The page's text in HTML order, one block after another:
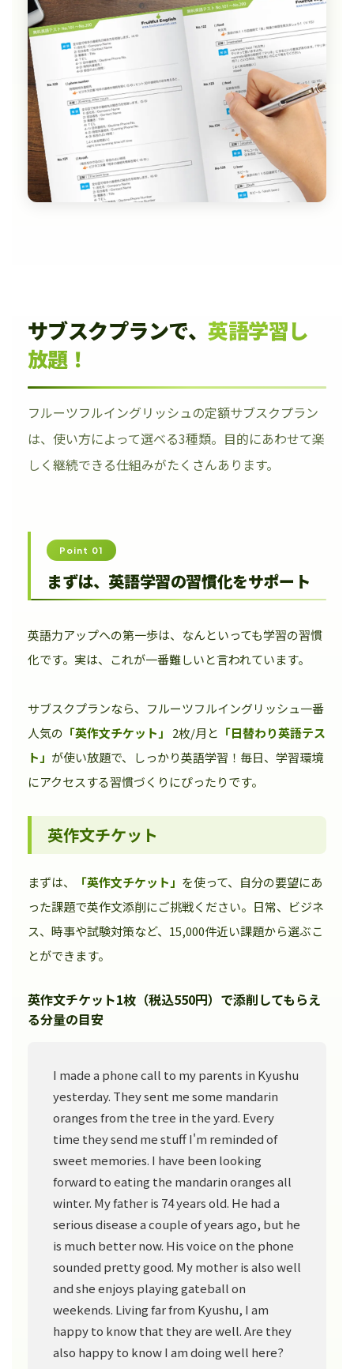
サブスクプランで、 英語学習し
放題！
フルーツフルイングリッシュの定額サブスクプラン
は、使い方によって選べる3種類。目的にあわせて楽
しく継続できる仕組みがたくさんあります。
Point 01
まずは、英語学習の習慣化をサポート
英語力アップへの第一歩は、なんといっても学習の習慣
化です。実は、これが一番難しいと言われています。
サブスクプランなら、フルーツフルイングリッシュ一番
人気の 「英作文チケット」 2枚/月と 「日替わり英語テス
ト」 が使い放題で、しっかり英語学習！毎日、学習環境
にアクセスする習慣づくりにぴったりです。
英作文チケット
まずは、 「英作文チケット」 を使って、自分の要望にあ
った課題で英作文添削にご挑戦ください。日常、ビジネ
ス、時事や試験対策など、15,000件近い課題から選ぶこ
とができます。
英作文チケット1枚（税込550円）で添削してもらえ
る分量の目安
I made a phone call to my parents in Kyushu
yesterday. They sent me some mandarin
oranges from the tree in the yard. Every
time they send me stuff I'm reminded of
sweet memories. I have been looking
forward to eating the mandarin oranges all
winter. My father is 74 years old. He had a
serious disease a couple of years ago, but he
is much better now. His voice on the phone
sounded pretty good. My mother is also well
and she enjoys playing gateball on
weekends. Living far from Kyushu, I am
happy to know that they are well. Are they
also happy to know I am doing well here?